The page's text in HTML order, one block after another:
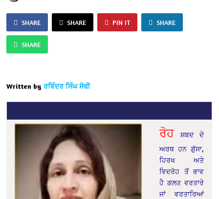
SHARE SHARE PIN IT SHARE
SHARE
Written by ਰਵਿੰਦਰ ਸਿੰਘ ਸੋਢੀ
ਰੋਹ ਸ਼ਬਦ ਦੇ
ਅਰਥ ਹਨ ਗੁੱਸਾ,
ਹਿਰਖ ਅਤੇ
ਵਿਦਰੋਹ ਤੋਂ ਭਾਵ
ਹੈ ਗਲਤ ਵਰਤਾਰੇ
ਜਾਂ ਵਰਤਾਰਿਆਂ